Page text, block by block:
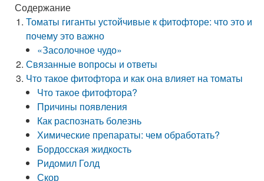
Содержание
Томаты гиганты устойчивые к фитофторе: что это и
почему это важно
«Засолочное чудо»
Связанные вопросы и ответы
Что такое фитофтора и как она влияет на томаты
Что такое фитофтора?
Причины появления
Как распознать болезнь
Химические препараты: чем обработать?
Бордосская жидкость
Ридомил Голд
Скор